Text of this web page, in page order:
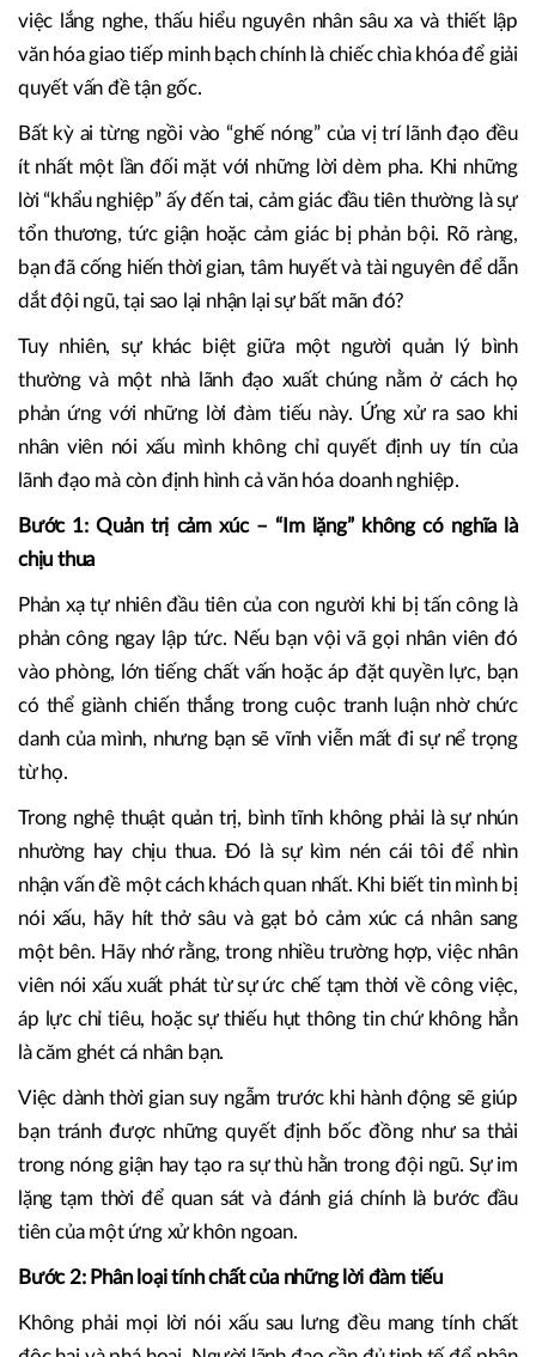
việc lắng nghe, thấu hiểu nguyên nhân sâu xa và thiết lập
văn hóa giao tiếp minh bạch chính là chiếc chìa khóa để giải
quyết vấn đề tận gốc.
Bất kỳ ai từng ngồi vào “ghế nóng” của vị trí lãnh đạo đều
ít nhất một lần đối mặt với những lời dèm pha. Khi những
lời “khẩu nghiệp” ấy đến tai, cảm giác đầu tiên thường là sự
tổn thương, tức giận hoặc cảm giác bị phản bội. Rõ ràng,
bạn đã cống hiến thời gian, tâm huyết và tài nguyên để dẫn
dắt đội ngũ, tại sao lại nhận lại sự bất mãn đó?
Tuy nhiên, sự khác biệt giữa một người quản lý bình
thường và một nhà lãnh đạo xuất chúng nằm ở cách họ
phản ứng với những lời đàm tiếu này. Ứng xử ra sao khi
nhân viên nói xấu mình không chỉ quyết định uy tín của
lãnh đạo mà còn định hình cả văn hóa doanh nghiệp.
Bước 1: Quản trị cảm xúc – “Im lặng” không có nghĩa là
chịu thua
Phản xạ tự nhiên đầu tiên của con người khi bị tấn công là
phản công ngay lập tức. Nếu bạn vội vã gọi nhân viên đó
vào phòng, lớn tiếng chất vấn hoặc áp đặt quyền lực, bạn
có thể giành chiến thắng trong cuộc tranh luận nhờ chức
danh của mình, nhưng bạn sẽ vĩnh viễn mất đi sự nể trọng
từ họ.
Trong nghệ thuật quản trị, bình tĩnh không phải là sự nhún
nhường hay chịu thua. Đó là sự kìm nén cái tôi để nhìn
nhận vấn đề một cách khách quan nhất. Khi biết tin mình bị
nói xấu, hãy hít thở sâu và gạt bỏ cảm xúc cá nhân sang
một bên. Hãy nhớ rằng, trong nhiều trường hợp, việc nhân
viên nói xấu xuất phát từ sự ức chế tạm thời về công việc,
áp lực chỉ tiêu, hoặc sự thiếu hụt thông tin chứ không hẳn
là căm ghét cá nhân bạn.
Việc dành thời gian suy ngẫm trước khi hành động sẽ giúp
bạn tránh được những quyết định bốc đồng như sa thải
trong nóng giận hay tạo ra sự thù hằn trong đội ngũ. Sự im
lặng tạm thời để quan sát và đánh giá chính là bước đầu
tiên của một ứng xử khôn ngoan.
Bước 2: Phân loại tính chất của những lời đàm tiếu
Không phải mọi lời nói xấu sau lưng đều mang tính chất